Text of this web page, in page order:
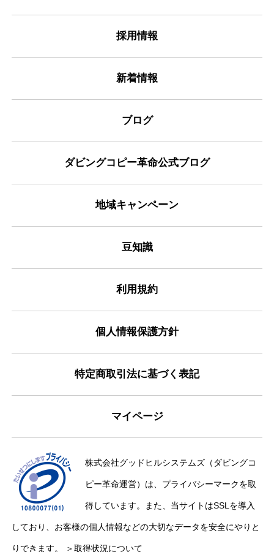
採用情報
新着情報
ブログ
ダビングコピー革命公式ブログ
地域キャンペーン
豆知識
利用規約
個人情報保護方針
特定商取引法に基づく表記
マイページ
株式会社グッドヒルシステムズ（ダビングコ
ピー革命運営）は、プライバシーマークを取
得しています。また、当サイトはSSLを導入
しており、お客様の個人情報などの大切なデータを安全にやりと
りできます。 ＞取得状況について